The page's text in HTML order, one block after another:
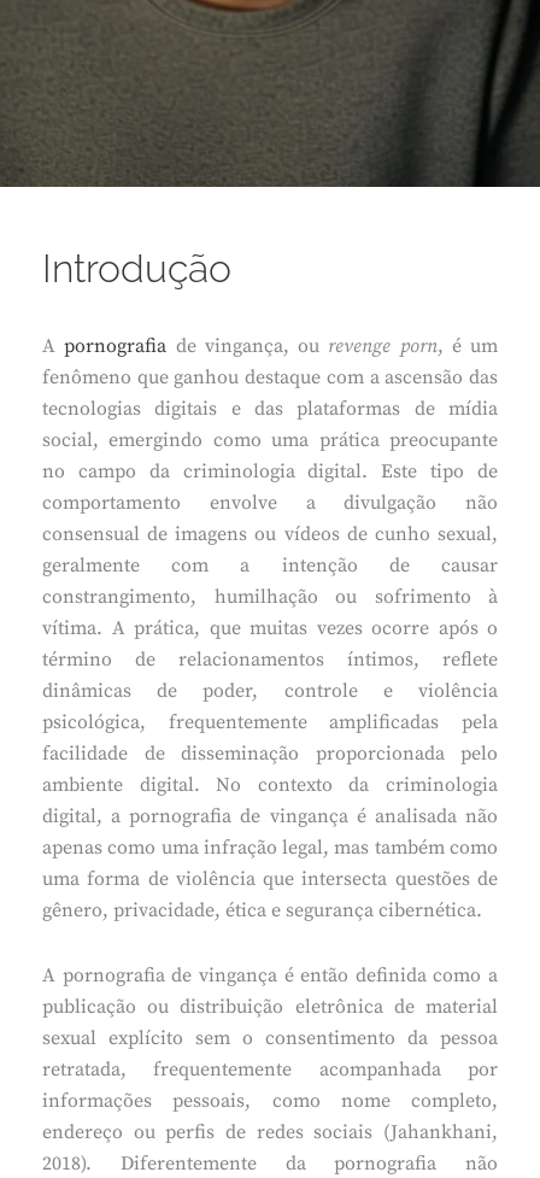
Introdução
Apornografia de vingança, ou revenge porn, é um
fenômeno que ganhou destaque com a ascensão das
tecnologias digitais e das plataformas de mídia
social, emergindo como uma prática preocupante
no campo da criminologia digital. Este tipo de
comportamento envolve a divulgação não
consensual de imagens ou vídeos de cunho sexual,
geralmente com a intenção de causar
constrangimento, humilhação ou sofrimento à
vítima. A prática, que muitas vezes ocorre após o
término de relacionamentos íntimos, reflete
dinâmicas de poder, controle e violência
psicológica, frequentemente amplificadas pela
facilidade de disseminação proporcionada pelo
ambiente digital. No contexto da criminologia
digital, a pornografia de vingança é analisada não
apenas como uma infração legal, mas também como
uma forma de violência que intersecta questões de
gênero, privacidade, ética e segurança cibernética.
A pornografia de vingança é então definida como a
publicação ou distribuição eletrônica de material
sexual explícito sem o consentimento da pessoa
retratada, frequentemente acompanhada por
informações pessoais, como nome completo,
endereço ou perfis de redes sociais (Jahankhani,
2018). Diferentemente da pornografia não